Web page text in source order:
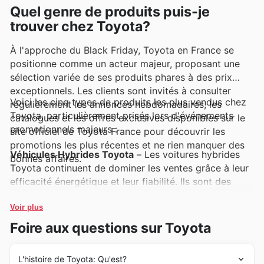
Quel genre de produits puis-je
trouver chez Toyota?
À l'approche du Black Friday, Toyota en France se
positionne comme un acteur majeur, proposant une
sélection variée de ses produits phares à des prix
exceptionnels. Les clients sont invités à consulter
régulièrement les annonces hebdomadaires, les
catalogues et les offres exclusives disponibles sur le
site officiel de Toyota France pour découvrir les
promotions les plus récentes et ne rien manquer des
bonnes affaires.
Voici les cinq types de produits les plus vendus chez
Toyota, particulièrement prisés lors d'événements
promotionnels majeurs :
Véhicules Hybrides Toyota – Les voitures hybrides
Toyota continuent de dominer les ventes grâce à leur
efficacité énergétique et leur fiabilité. Ils sont des
économies substantielles sur l'achat de votre prochain
véhicule. Explorez les Toyota deals pour des
promotions exceptionnelles sur ces modèles très
Voir plus
Foire aux questions sur Toyota
L'histoire de Toyota: Qu'est?